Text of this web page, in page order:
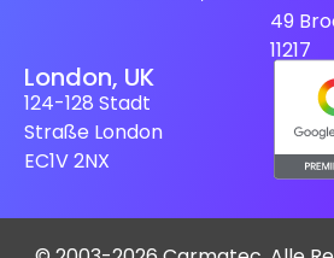
49
11217
London, UK
124-128 Stadt
Straße London
EC1V 2NXFrench
Japanese
Dutch